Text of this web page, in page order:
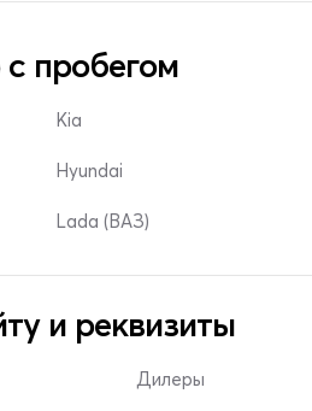
пробегом
Kia
Hyundai
Lada (ВАЗ)
и реквизиты
Дилеры